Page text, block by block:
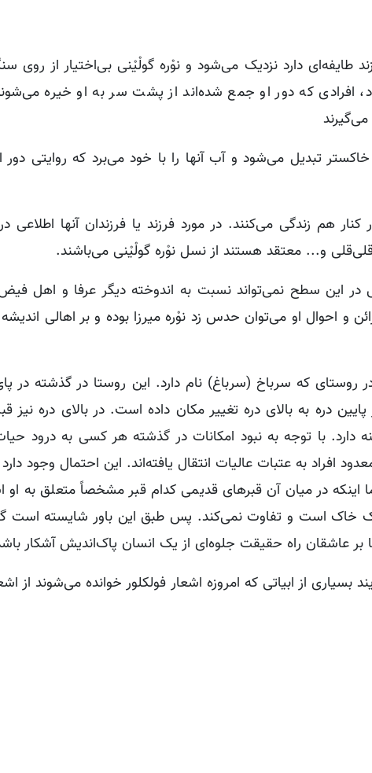
طایفه‌ای دارد نزدیک می‌شود و نوْره گولْیْنی بی‌اختیار از روی
که دور او جمع شده‌اند از پشت سر به او خیره
تبدیل می‌شود و آب آنها را با خود می‌برد که روایتی دور
هم زندگی می‌کنند. در مورد فرزند یا فرزندان آنها
و... معتقد هستند از نسل نوْره گولْیْنی می‌باشند.
در این سطح نمی‌تواند نسبت به اندوخته دیگر عرفا و اهل فیض
و احوال او می‌توان حدس زد نوْره میرزا بوده و بر اهالی
روستای که سرباخ (سرباغ) نام دارد. این روستا در گذشته در
دره به بالای دره تغییر مکان داده است. در بالای دره نیز
با توجه به نبود امکانات در گذشته هر کسی به درود
به عتبات عالیات انتقال یافته‌اند. این احتمال وجود
اینکه در میان آن قبرهای قدیمی کدام قبر مشخصاً متعلق به
خاک است و تفاوت نمی‌کند. پس طبق این باور شایسته است
بر عاشقان راه حقیقت جلوه‌ای از یک انسان پاک‌اندیش آشکار
از ابیاتی که امروزه اشعار فولکلور خوانده می‌شوند از